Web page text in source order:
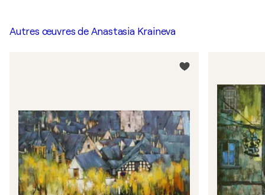
Autres œuvres de Anastasia Kraineva